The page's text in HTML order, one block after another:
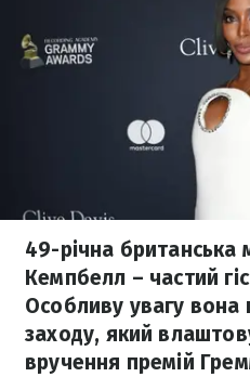
49-річна британська
Кемпбелл – частий
Особливу увагу вона
заходу, який
вручення премій